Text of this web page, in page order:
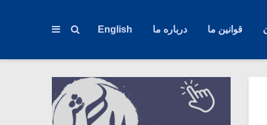
قوانین ما درباره ما English